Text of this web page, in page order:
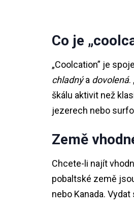
Co je
„Coolcation” je
chladnýa dovolená.
škálu aktivit než
jezerech nebo
Země
Chcete-li najít
pobaltské země
nebo Kanada.